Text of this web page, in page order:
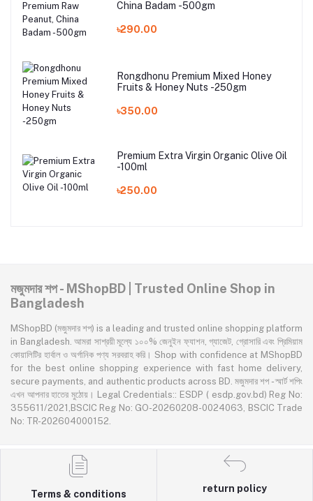
China Badam -500gm
৳290.00
Rongdhonu Premium Mixed Honey
Fruits & Honey Nuts -250gm
৳350.00
Premium Extra Virgin Organic Olive Oil
-100ml
৳250.00
মজুমদার শপ - MShopBD | Trusted Online Shop in
Bangladesh
MShopBD (মজুমদার শপ) is a leading and trusted online shopping platform
in Bangladesh. আমরা সাশ্রয়ী মূল্যে ১০০% জেনুইন ফ্যাশন, গ্যাজেট, গ্রোসারি এবং প্রিমিয়াম
কোয়ালিটির হার্বাল ও অর্গানিক পণ্য সরবরাহ করি। Shop with confidence at MShopBD
for the best online shopping experience with fast home delivery,
secure payments, and authentic products across BD. মজুমদার শপ - স্মার্ট শপিং
এখন আপনার হাতের মুঠোয়। Legal Credentials:: ESDP ( esdp.gov.bd) Reg No:
355611/2021,BSCIC Reg No: GO-20260208-0024063, BSCIC Trade
No: TR-202604000152.
Terms & conditions
return policy